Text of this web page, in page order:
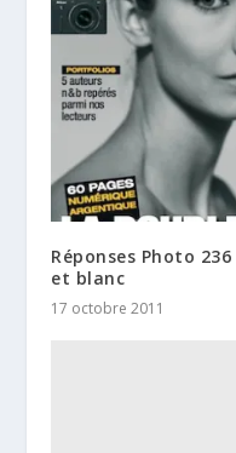
Réponses Photo
et blanc
17 octobre 2011